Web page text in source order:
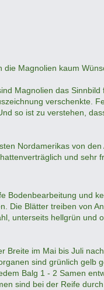
Magnolien kaum
Magnolien das Sinnbild
verschenkte.
so ist zu verstehen,
Nordamerikas von den
und sehr
Bodenbearbeitung und
Die Blätter treiben von
unterseits hellgrün und
Breite im Mai bis Juli
sind grünlich gelb
Balg 1 - 2 Samen
sind bei der Reife